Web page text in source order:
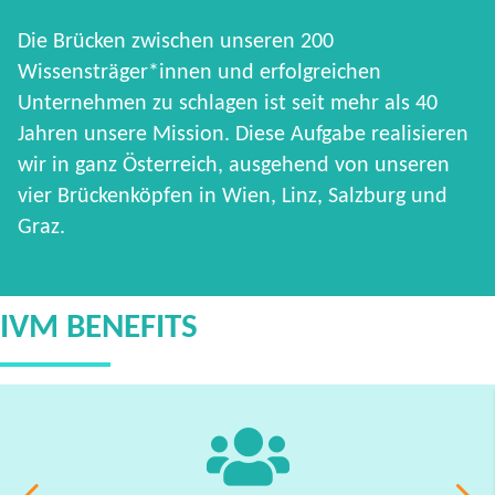
Die Brücken zwischen unseren 200
Wissensträger*innen und erfolgreichen
Unternehmen zu schlagen ist seit mehr als 40
Jahren unsere Mission. Diese Aufgabe realisieren
wir in ganz Österreich, ausgehend von unseren
vier Brückenköpfen in Wien, Linz, Salzburg und
Graz.
IVM BENEFITS